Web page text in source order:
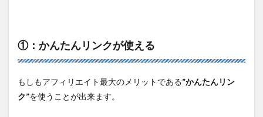
①：かんたんリンクが使える
もしもアフィリエイト最大のメリットである”かんたんリン
ク”を使うことが出来ます。